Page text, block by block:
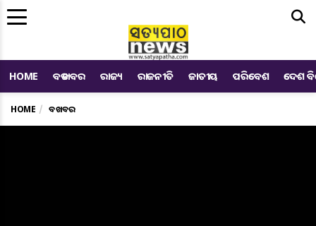
HOME ବଡ ଖବର ରାଜ୍ୟ ରାଜନୀତି ଜାତୀୟ ପରିବେଶ ଦେଶ
HOME ବଡ ଖବର